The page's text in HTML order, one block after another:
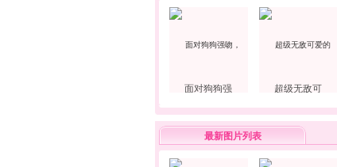
面对狗狗强 超级无敌可
最新图片列表